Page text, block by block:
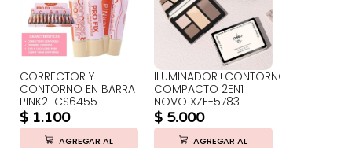
CORRECTOR Y
CONTORNO EN BARRA
PINK21 CS6455
$ 1.100
AGREGAR AL
ILUMINADOR+CONTORNO
COMPACTO 2EN1
NOVO XZF-5783
$ 5.000
AGREGAR AL